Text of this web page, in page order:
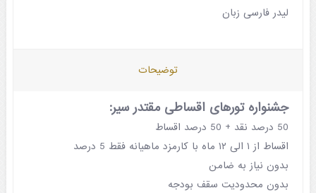
لیدر فارسی زبان
توضيحات
جشنواره تورهای اقساطی مقتدر سیر:
50 درصد نقد + 50 درصد اقساط
اقساط از ۱ الی ۱۲ ماه با کارمزد ماهیانه فقط 5 درصد
بدون نیاز به ضامن
بدون محدودیت سقف بودجه